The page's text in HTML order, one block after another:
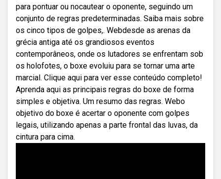
para pontuar ou nocautear o oponente, seguindo um
conjunto de regras predeterminadas. Saiba mais sobre
os cinco tipos de golpes,. Webdesde as arenas da
grécia antiga até os grandiosos eventos
contemporâneos, onde os lutadores se enfrentam sob
os holofotes, o boxe evoluiu para se tornar uma arte
marcial. Clique aqui para ver esse conteúdo completo!
Aprenda aqui as principais regras do boxe de forma
simples e objetiva. Um resumo das regras. Webo
objetivo do boxe é acertar o oponente com golpes
legais, utilizando apenas a parte frontal das luvas, da
cintura para cima.